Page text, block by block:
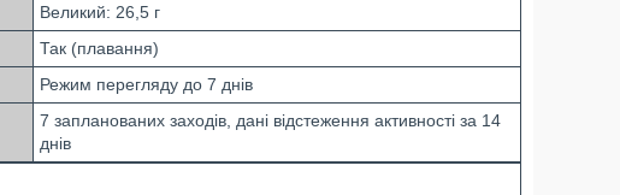
Великий: 26,5 г
Так (плавання)
Режим перегляду до 7 днів
7 запланованих заходів, дані відстеження активності за 14
днів